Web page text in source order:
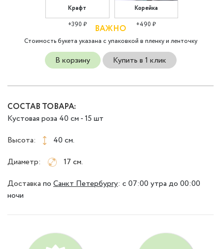
Крафт
+390 ₽
Корейка
+490 ₽
ВАЖНО
Стоимость букета указана с упаковкой в пленку и ленточку
В корзину Купить в 1 клик
СОСТАВ ТОВАРА:
Кустовая роза 40 см - 15 шт
Высота:
40 см.
Диаметр:
17 см.
Доставка по Санкт Петербургу: с 07:00 утра до 00:00
ночи